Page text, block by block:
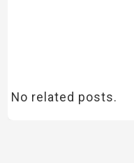
No related posts.